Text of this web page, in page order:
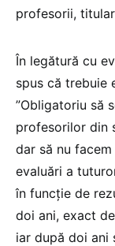
profesorii,
În legătură cu
spus că trebuie
”Obligatoriu să
profesorilor din
dar să nu
evaluări a
în funcție de
doi ani, exact
iar după doi ani